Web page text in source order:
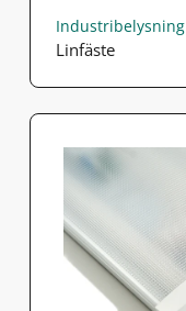
Industribelysning
Linfäste